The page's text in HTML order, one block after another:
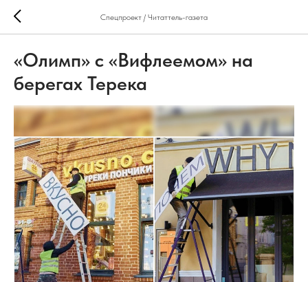
Спецпроект / Читаттель-газета
«Олимп» с «Вифлеемом» на
берегах Терека